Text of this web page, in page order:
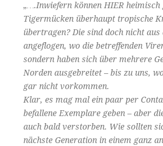
„….Inwiefern können HIER heimisch
Tigermücken überhaupt tropische
übertragen? Die sind doch nicht aus
angeflogen, wo die betreffenden
sondern haben sich über mehrere
Norden ausgebreitet – bis zu uns,
gar nicht vorkommen.
Klar, es mag mal ein paar per
befallene Exemplare geben – aber
auch bald verstorben. Wie sollten
nächste Generation in einem ganz